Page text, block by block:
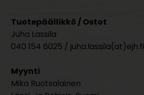
Tuotepäällikkö / Ostot
Juha Lassila
040 154 6025 / juha.lassila(at)ejh.fi
Myynti
Mika Ruotsalainen